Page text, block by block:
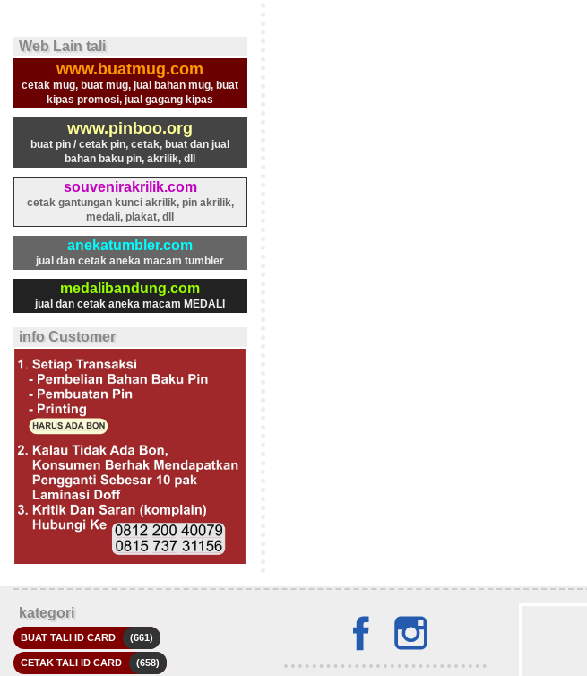
Web Lain tali
www.buatmug.com
cetak mug, buat mug, jual bahan mug, buat
kipas promosi, jual gagang kipas
www.pinboo.org
buat pin / cetak pin, cetak, buat dan jual
bahan baku pin, akrilik, dll
souvenirakrilik.com
cetak gantungan kunci akrilik, pin akrilik,
medali, plakat, dll
anekatumbler.com
jual dan cetak aneka macam tumbler
medalibandung.com
jual dan cetak aneka macam MEDALI
info Customer
kategori
BUAT TALI ID CARD (661)
CETAK TALI ID CARD (658)